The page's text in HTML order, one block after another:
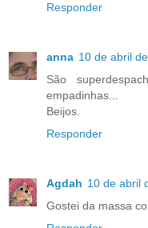
Responder
anna 10 de abril
São
empadinhas...
Beijos.
Responder
Agdah 10 de abril
Gostei da massa